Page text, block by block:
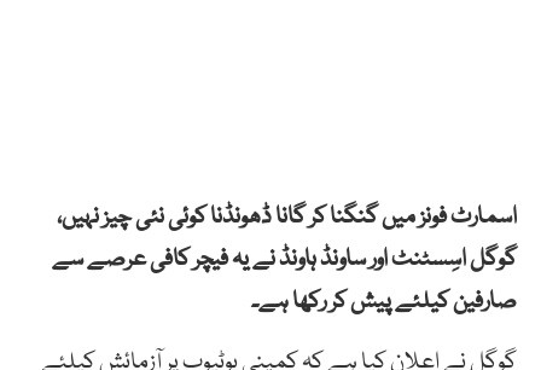
اسمارٹ فونز میں گنگنا کر گانا ڈھونڈنا کوئی نئی چیز نہیں،
گوگل اسِسٹنٹ اور ساونڈ ہاونڈ نے یہ فیچر کافی عرصے سے
صارفین کیلئے پیش کر رکھا ہے۔
گوگل نے اعلان کیا ہے کہ کمپنی یوٹیوب پر آزمائش کیلئے